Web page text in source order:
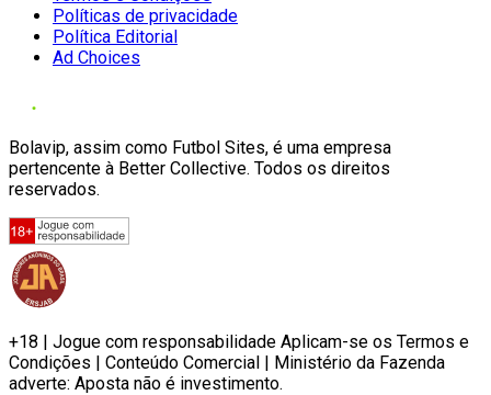
Políticas de privacidade
Política Editorial
Ad Choices
Bolavip, assim como Futbol Sites, é uma empresa
pertencente à Better Collective. Todos os direitos
reservados.
+18 | Jogue com responsabilidade Aplicam-se os Termos e
Condições | Conteúdo Comercial | Ministério da Fazenda
adverte: Aposta não é investimento.